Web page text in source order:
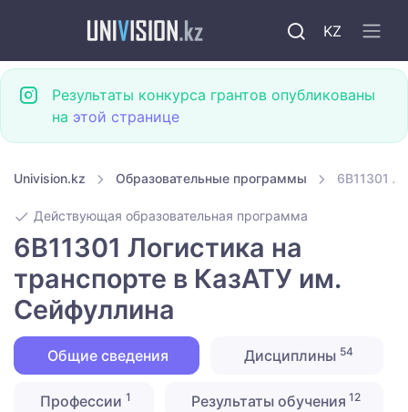
KZ
Результаты конкурса грантов опубликованы
на этой странице
Univision.kz Образовательные программы 6B11301
Действующая образовательная программа
6B11301 Логистика на
транспорте в КазАТУ им.
Сейфуллина
Общие сведения Дисциплины 54
Профессии 1 Результаты обучения 12